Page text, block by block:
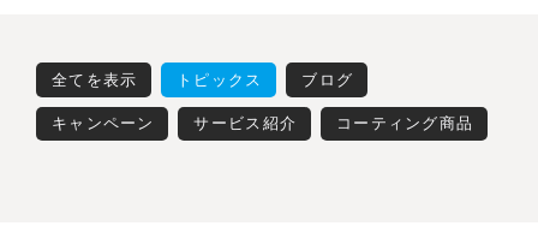
全てを表示 トピックス ブログ
キャンペーン サービス紹介 コーティング商品